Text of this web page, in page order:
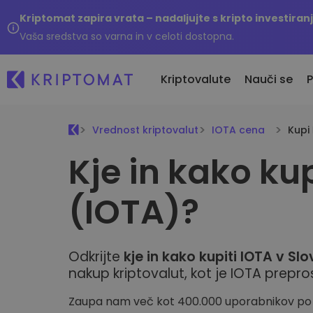
Kriptomat zapira vrata – nadaljujte s kripto
Vaša sredstva so varna in v celoti dostopna.
Kriptovalute
Vse cene
Več kot 300 kriptovalut
Največji dobitniki in poraženci
Poiščite naložbene priložnosti
Na
Nauči se
Kupi & Prodaj kripto
Kupite več kot 300 kriptovalut
Menjaj Kripto
Več kot 1.000 menjalnih parov
Pameten način vlaganja v
kriptovalute
Kriptomat denarnica
Varna in enostavna kripto
denarnica
Vrednost kriptovalut IOTA cena Kupi
Kje in kako
(IOTA)?
Odkrijte kje in kako kupiti IOTA v
nakup kriptovalut, kot je IOTA
Zaupa nam več kot 400.000 uporabnikov po